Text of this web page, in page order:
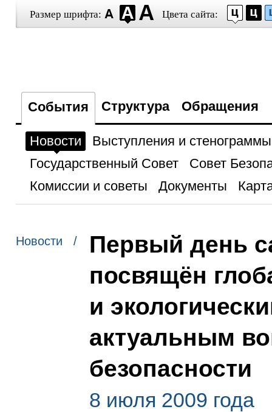
Размер шрифта: Цвета сайта:
События Структура Обращения
Новости
Выступления и стенограммы
Государственный Совет
Совет
Комиссии и советы
Документы
Новости /
Первый день
посвящён
и
актуальным
безопасности
8 июля 2009 года